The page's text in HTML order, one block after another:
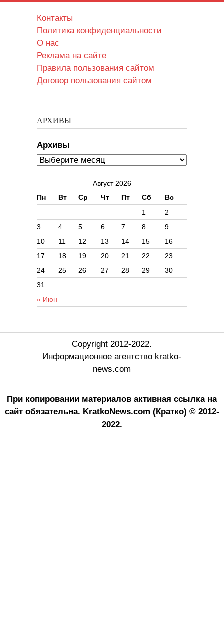
Контакты
Политика конфиденциальности
О нас
Реклама на сайте
Правила пользования сайтом
Договор пользования сайтом
АРХИВЫ
Архивы
Август 2026
Пн
Вт Ср Чт Пт Сб Вс
« Июн
1
2
3
4 5 6 7 8
9
10
11 12 13 14 15
16
17
18 19 20 21 22
23
24
25 26 27 28 29
30
31
Copyright 2012-2022.
Информационное агентство kratko-
news.com
При копировании материалов активная ссылка на
сайт обязательна. KratkoNews.com (Кратко) © 2012-
2022.